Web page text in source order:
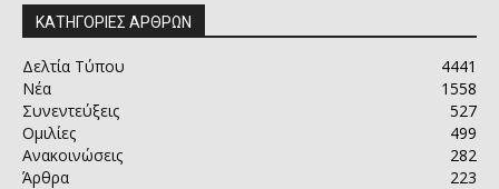
ΚΑΤΗΓΟΡΙΕΣ ΑΡΘΡΩΝ
Δελτία Τύπου
4441
Νέα
1558
Συνεντεύξεις
527
Ομιλίες
499
Ανακοινώσεις
282
Άρθρα
223